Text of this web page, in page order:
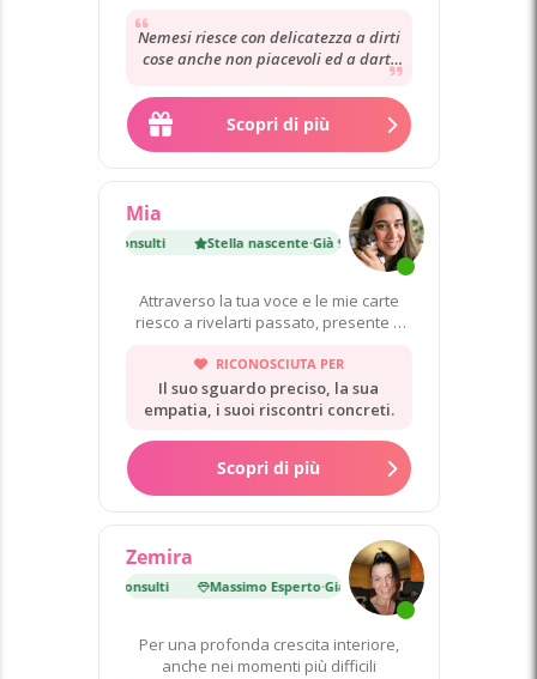
Nemesi riesce con delicatezza a dirti
cose anche non piacevoli ed a darti
dei consigli utili per andare avanti...
Scopri di più
Mia
Già 9 000 consulti Stella nascente·Già 9 000 consulti
Attraverso la tua voce e le mie carte
riesco a rivelarti passato, presente e
RICONOSCIUTA PER
Il suo sguardo preciso, la sua
empatia, i suoi riscontri concreti.
Scopri di più
Zemira
Già 51 000 consulti Massimo Esperto·Già 51 000 consulti
Per una profonda crescita interiore,
anche nei momenti più difficili